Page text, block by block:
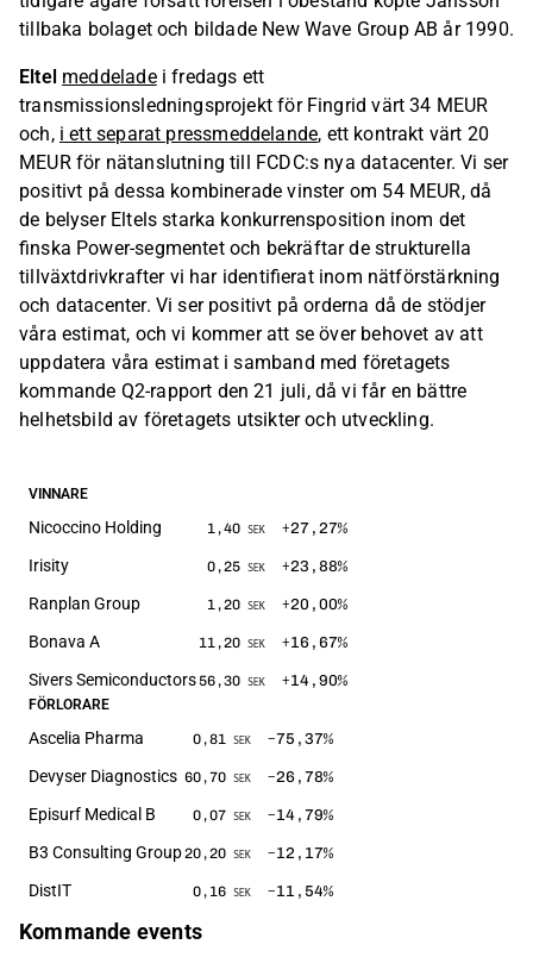
tillbaka bolaget och bildade New Wave Group AB år 1990.
Eltel meddeladei fredags ett
transmissionsledningsprojekt för Fingrid värt 34 MEUR
och, i ett separat pressmeddelande, ett kontrakt värt 20
MEUR för nätanslutning till FCDC:s nya datacenter. Vi ser
positivt på dessa kombinerade vinster om 54 MEUR, då
de belyser Eltels starka konkurrensposition inom det
finska Power-segmentet och bekräftar de strukturella
tillväxtdrivkrafter vi har identifierat inom nätförstärkning
och datacenter. Vi ser positivt på orderna då de stödjer
våra estimat, och vi kommer att se över behovet av att
uppdatera våra estimat i samband med företagets
kommande Q2-rapport den 21 juli, då vi får en bättre
helhetsbild av företagets utsikter och utveckling.
VINNARE
Nicoccino Holding 1,40 SEK +27,27%
Irisity 0,25 SEK +23,88%
Ranplan Group 1,20 SEK +20,00%
Bonava A 11,20 SEK +16,67%
Sivers Semiconductors56,30 SEK +14,90%
FÖRLORARE
Ascelia Pharma 0,81 SEK −75,37%
Devyser Diagnostics 60,70 SEK −26,78%
Episurf Medical B 0,07 SEK −14,79%
B3 Consulting Group20,20 SEK −12,17%
DistIT 0,16 SEK −11,54%
Kommande events